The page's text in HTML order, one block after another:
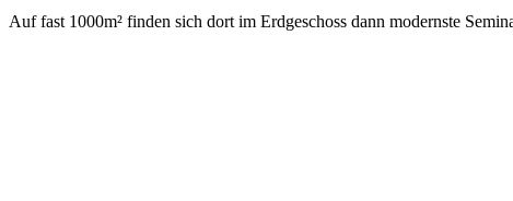
Auf fast 1000m² finden sich dort im Erdgeschoss dann modernste